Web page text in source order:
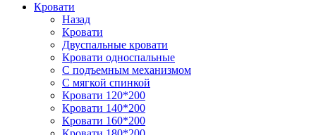
Кровати
Назад
Кровати
Двуспальные кровати
Кровати односпальные
С подъемным механизмом
С мягкой спинкой
Кровати 120*200
Кровати 140*200
Кровати 160*200